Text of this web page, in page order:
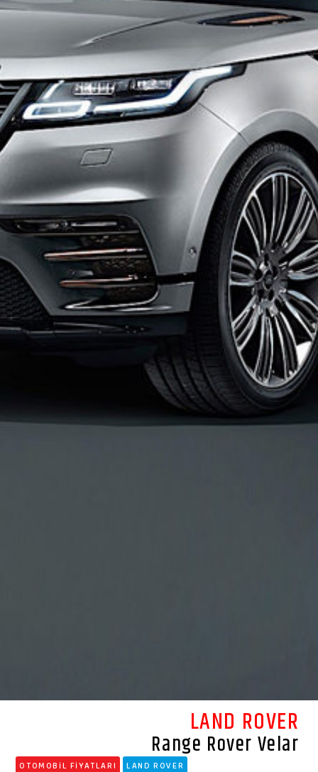
LAND ROVER
Range Rover Velar
OTOMOBİL FİYATLARI LAND ROVER